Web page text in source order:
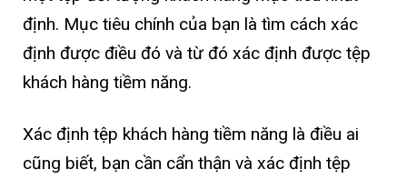
định. Mục tiêu chính của bạn là tìm cách xác
định được điều đó và từ đó xác định được tệp
khách hàng tiềm năng.
Xác định tệp khách hàng tiềm năng là điều ai
cũng biết, bạn cần cẩn thận và xác định tệp